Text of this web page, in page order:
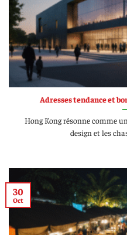
Adresses tendance et
Hong Kong résonne comme
design et les
30
Oct